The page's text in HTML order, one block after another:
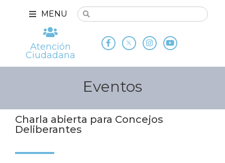
MENU
Atención
Ciudadana
Eventos
Charla abierta para Concejos
Deliberantes